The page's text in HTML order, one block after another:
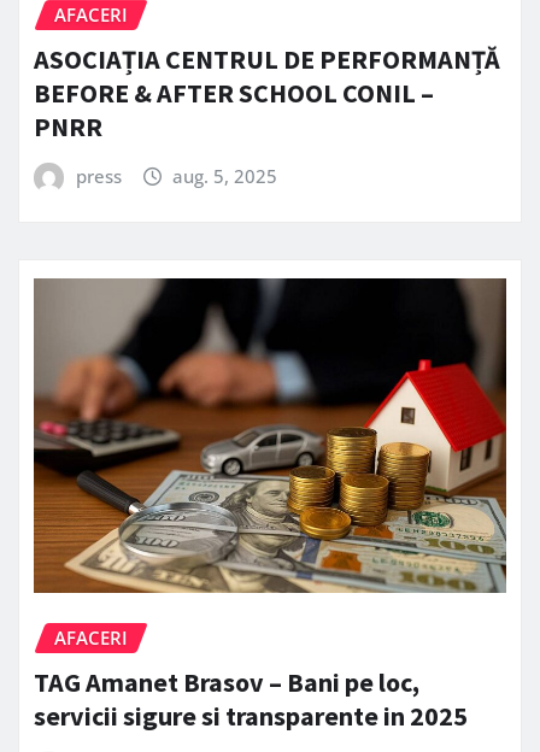
AFACERI
ASOCIAȚIA CENTRUL DE PERFORMANȚĂ
BEFORE & AFTER SCHOOL CONIL –
PNRR
press aug. 5, 2025
AFACERI
TAG Amanet Brasov – Bani pe loc,
servicii sigure si transparente in 2025